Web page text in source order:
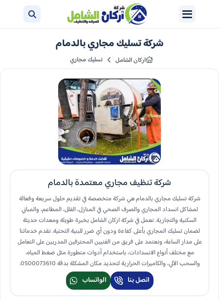
شركة تسليك مجاري بالدمام
اركان الشامل تسليك مجاري
شركة تنظيف مجاري معتمدة بالدمام
شركة تسليك مجاري بالدمام هي شركة متخصصة في تقديم حلول سريعة وفعالة
لمشاكل انسداد المجاري والصرف الصحي في المنازل، الفلل، المطاعم، والمباني
السكنية والتجارية. نعمل في شركة اركان الشامل بخبرة طويلة ومعدات حديثة
لضمان تسليك المجاري بأعلى كفاءة ودون أي ضرر للبنية التحتية. نقدم خدماتنا
على مدار الساعة، ونعتمد على فريق من الفنيين المحترفين المدربين على التعامل
مع مختلف أنواع الانسدادات، باستخدام أدوات متطورة مثل ضغط المياه،
والسحب الآلي، والكاميرات الحرارية لتحديد مكان المشكلة بدقة 0500073610.
اتصل بنا الواتساب